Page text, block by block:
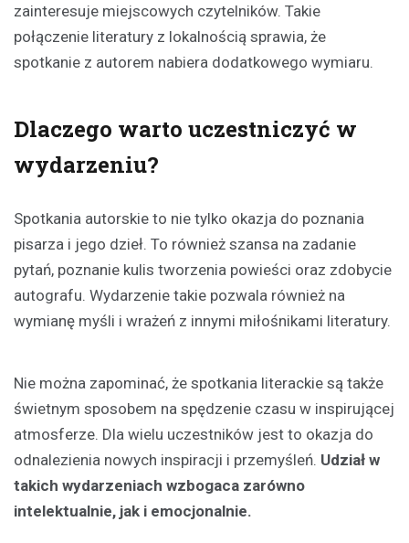
zainteresuje miejscowych czytelników. Takie
połączenie literatury z lokalnością sprawia, że
spotkanie z autorem nabiera dodatkowego wymiaru.
Dlaczego warto uczestniczyć w
wydarzeniu?
Spotkania autorskie to nie tylko okazja do poznania
pisarza i jego dzieł. To również szansa na zadanie
pytań, poznanie kulis tworzenia powieści oraz zdobycie
autografu. Wydarzenie takie pozwala również na
wymianę myśli i wrażeń z innymi miłośnikami literatury.
Nie można zapominać, że spotkania literackie są także
świetnym sposobem na spędzenie czasu w inspirującej
atmosferze. Dla wielu uczestników jest to okazja do
odnalezienia nowych inspiracji i przemyśleń. Udział w
takich wydarzeniach wzbogaca zarówno
intelektualnie, jak i emocjonalnie.